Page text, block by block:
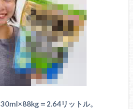
30ml×88kg＝2.64リットル。